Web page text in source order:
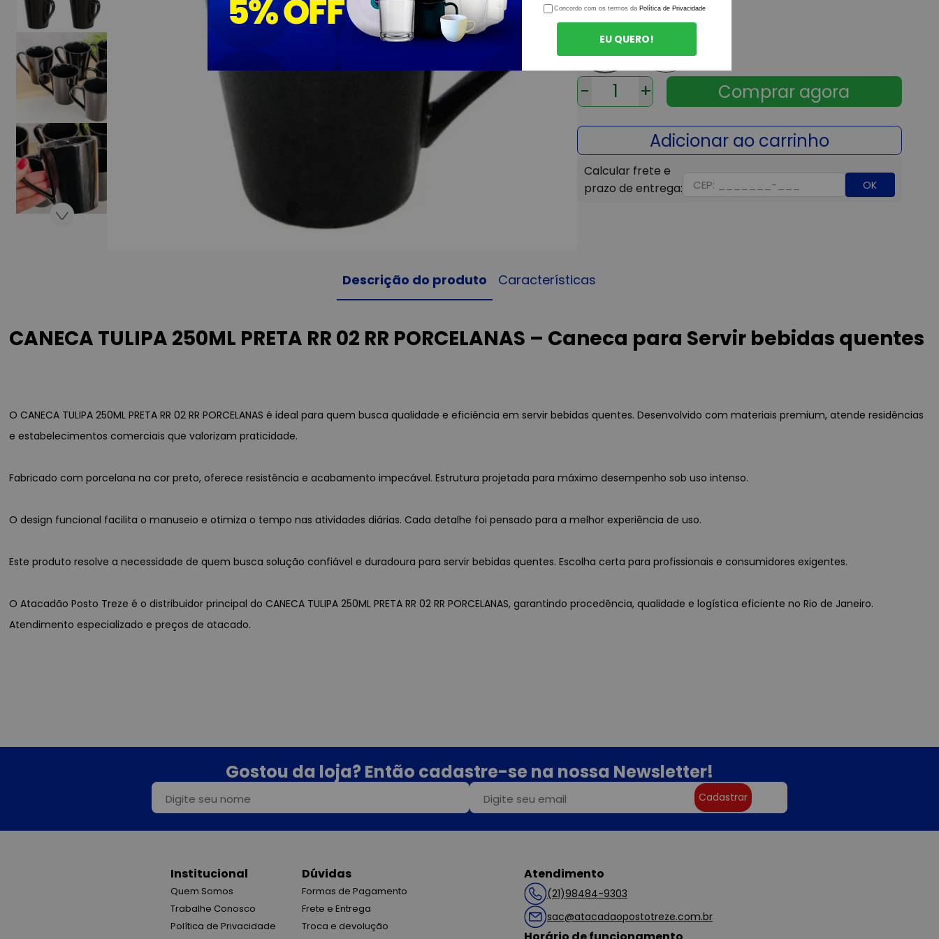
- +
OK
Descrição do produto Características
CANECA TULIPA 250ML PRETA RR 02 RR PORCELANAS – Caneca para Servir bebidas quentes
O CANECA TULIPA 250ML PRETA RR 02 RR PORCELANAS é ideal para quem busca qualidade e eficiência em servir bebidas quentes. Desenvolvido com materiais premium, atende residências
e estabelecimentos comerciais que valorizam praticidade.
Fabricado com porcelana na cor preto, oferece resistência e acabamento impecável. Estrutura projetada para máximo desempenho sob uso intenso.
O design funcional facilita o manuseio e otimiza o tempo nas atividades diárias. Cada detalhe foi pensado para a melhor experiência de uso.
Este produto resolve a necessidade de quem busca solução confiável e duradoura para servir bebidas quentes. Escolha certa para profissionais e consumidores exigentes.
O Atacadão Posto Treze é o distribuidor principal do CANECA TULIPA 250ML PRETA RR 02 RR PORCELANAS, garantindo procedência, qualidade e logística eficiente no Rio de Janeiro.
Atendimento especializado e preços de atacado.
Gostou da loja? Então cadastre-se na nossa Newsletter!
Cadastrar
Institucional
Quem Somos
Trabalhe Conosco
Política de Privacidade
Dúvidas
Formas de Pagamento
Frete e Entrega
Troca e devolução
Atendimento
(21)98484-9303
sac@atacadaopostotreze.com.br
Concordo com os termos da Política de Privacidade
EU QUERO!